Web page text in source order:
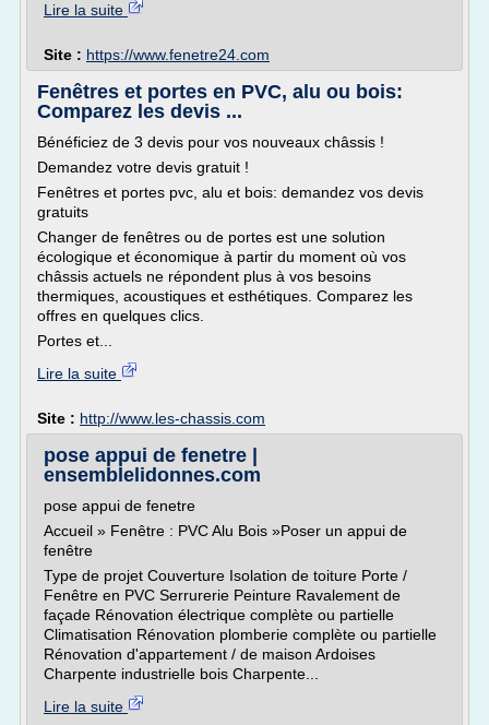
Lire la suite
Site : https://www.fenetre24.com
Fenêtres et portes en PVC, alu ou bois:
Comparez les devis ...
Bénéficiez de 3 devis pour vos nouveaux châssis !
Demandez votre devis gratuit !
Fenêtres et portes pvc, alu et bois: demandez vos devis
gratuits
Changer de fenêtres ou de portes est une solution
écologique et économique à partir du moment où vos
châssis actuels ne répondent plus à vos besoins
thermiques, acoustiques et esthétiques. Comparez les
offres en quelques clics.
Portes et...
Lire la suite
Site : http://www.les-chassis.com
pose appui de fenetre |
ensemblelidonnes.com
pose appui de fenetre
Accueil » Fenêtre : PVC Alu Bois »Poser un appui de
fenêtre
Type de projet Couverture Isolation de toiture Porte /
Fenêtre en PVC Serrurerie Peinture Ravalement de
façade Rénovation électrique complète ou partielle
Climatisation Rénovation plomberie complète ou partielle
Rénovation d'appartement / de maison Ardoises
Charpente industrielle bois Charpente...
Lire la suite